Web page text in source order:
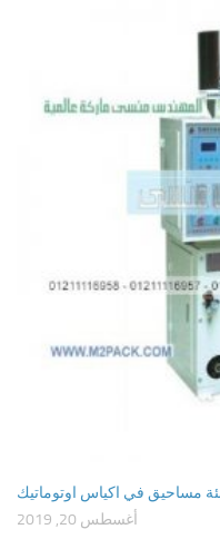
مساحيق في اكياس اوتوماتيك
أغسطس 20, 2019